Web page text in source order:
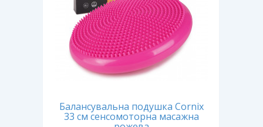
Балансувальна подушка Cornix
33 см сенсомоторна масажна